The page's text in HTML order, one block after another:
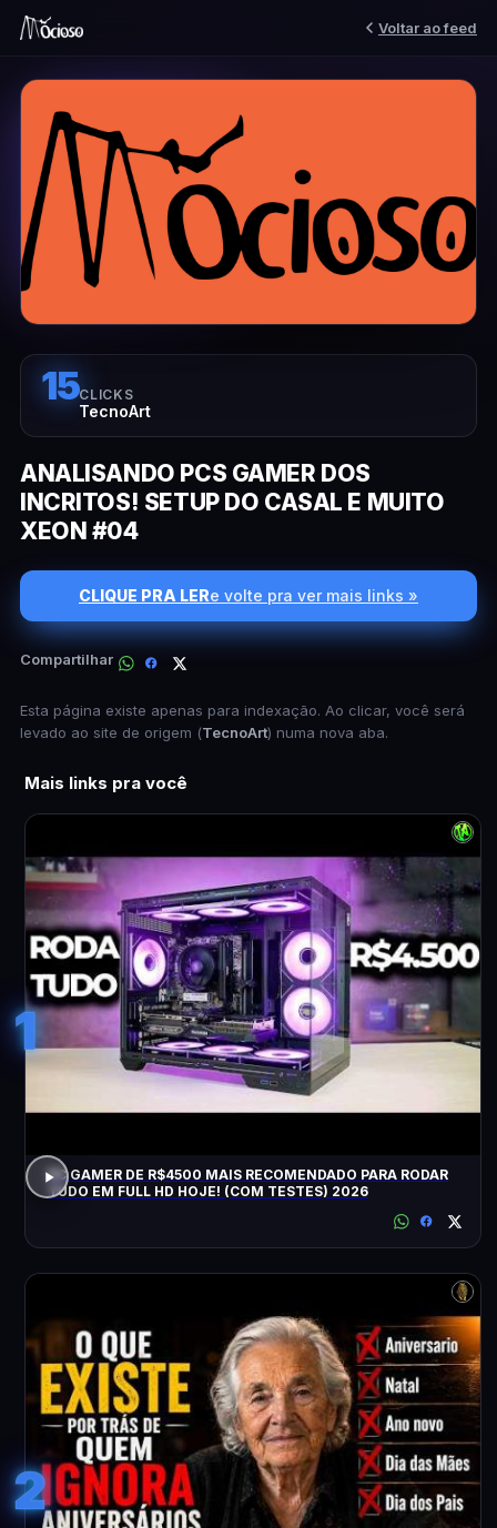
Voltar ao feed
15CLICKS
TecnoArt
ANALISANDO PCS GAMER DOS
INCRITOS! SETUP DO CASAL E MUITO
XEON #04
CLIQUE PRA LERe volte pra ver mais links »
Compartilhar
Esta página existe apenas para indexação. Ao clicar, você será
levado ao site de origem (TecnoArt) numa nova aba.
Mais links pra você
1
PC GAMER DE R$4500 MAIS RECOMENDADO PARA RODAR
TUDO EM FULL HD HOJE! (COM TESTES) 2026
2